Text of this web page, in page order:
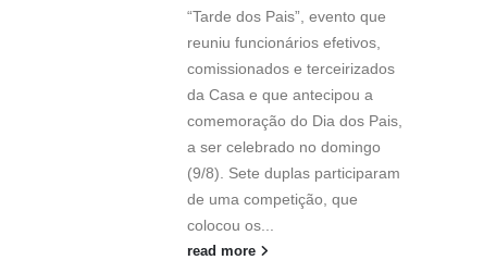
“Tarde dos Pais”, evento que
reuniu funcionários efetivos,
comissionados e terceirizados
da Casa e que antecipou a
comemoração do Dia dos Pais,
a ser celebrado no domingo
(9/8). Sete duplas participaram
de uma competição, que
colocou os...
read more